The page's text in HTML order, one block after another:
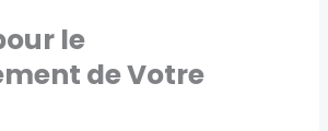
le
de Votre